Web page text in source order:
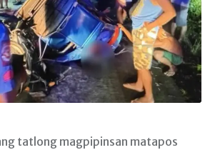
tatlong magpipinsan matapos